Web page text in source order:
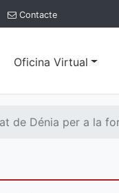
Contacte
Oficina Virtual
de Dénia per a la